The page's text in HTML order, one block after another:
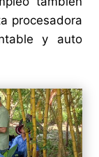
procesadora
y auto